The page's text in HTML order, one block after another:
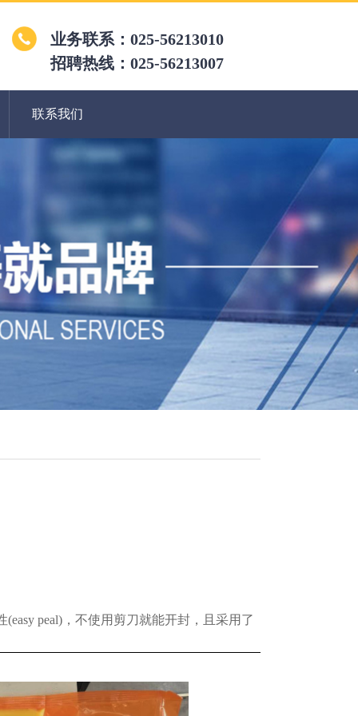
业务联系：025-56213010
招聘热线：025-56213007
联系我们
peal)，不使用剪刀就能开封，且采用了